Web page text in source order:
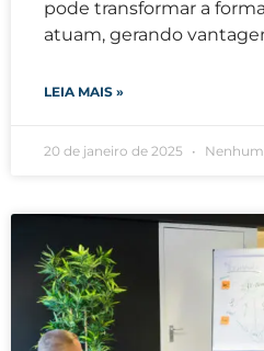
pode transformar a
atuam, gerando
LEIA MAIS »
20 de janeiro de 2025